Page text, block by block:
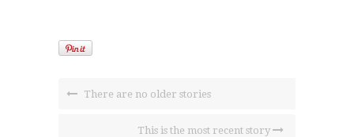
There are no older stories
This is the most recent story